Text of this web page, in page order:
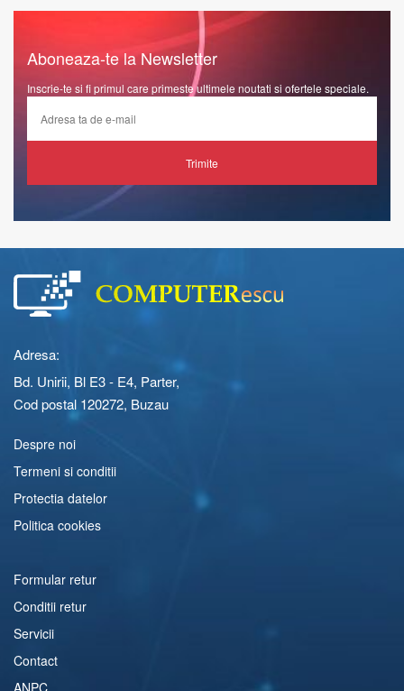
Aboneaza-te la Newsletter
Inscrie-te si fi primul care primeste ultimele noutati si ofertele speciale.
Trimite
Adresa:
Bd. Unirii, Bl E3 - E4, Parter,
Cod postal 120272, Buzau
Despre noi
Termeni si conditii
Protectia datelor
Politica cookies
Formular retur
Conditii retur
Servicii
Contact
ANPC